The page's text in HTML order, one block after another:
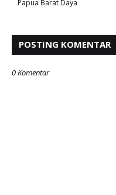
Papua Barat Daya
POSTING KOMENTAR
0 Komentar